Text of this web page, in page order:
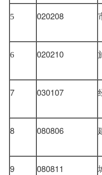
5 020208
6 020210
7 030107
8 080806
9 080811